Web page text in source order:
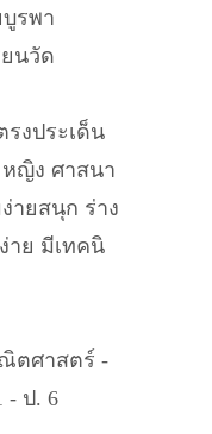
รพา
ยนวัด
รงประเด็น
หญิง ศาสนา
ายสนุก ร่าง
าย มีเทคนิ
ตศาสตร์ -
- ป. 6